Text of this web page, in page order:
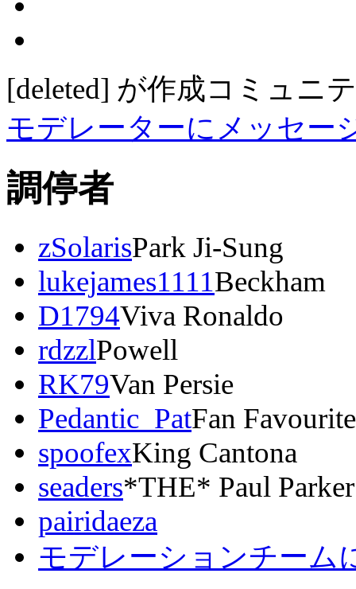
[deleted] が作成コミュニ
モデレーターにメッセー
調停者
zSolarisPark Ji-Sung
lukejames1111Beckham
D1794Viva Ronaldo
rdzzlPowell
RK79Van Persie
Pedantic_PatFan
spoofexKing Cantona
seaders*THE* Paul Parker
pairidaeza
モデレーションチーム